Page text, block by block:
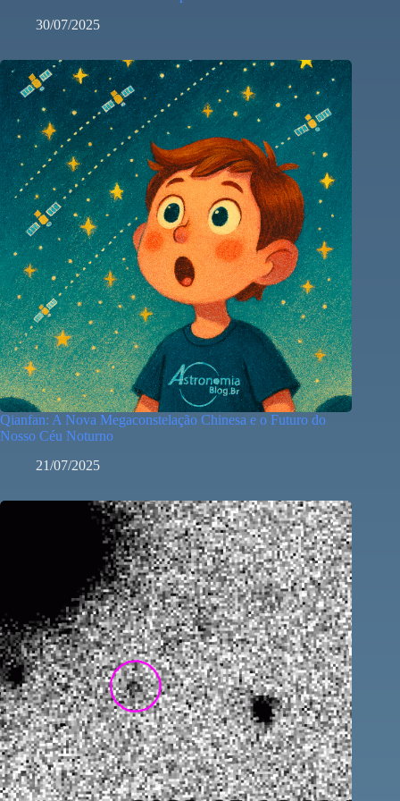
30/07/2025
Qianfan: A Nova Megaconstelação Chinesa e o Futuro do
Nosso Céu Noturno
21/07/2025